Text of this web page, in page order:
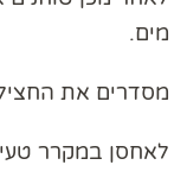
מים.
מסדרים את
לאחסן במקרר